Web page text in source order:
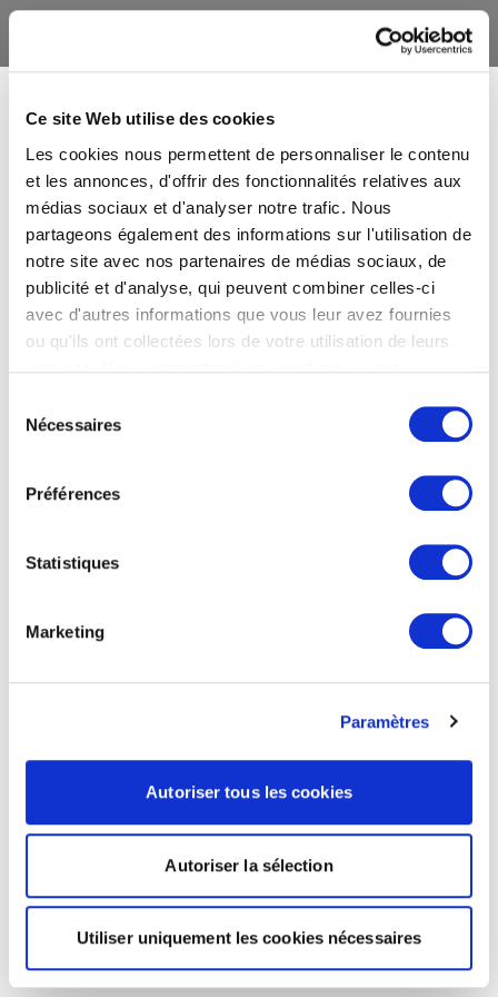
Ce site Web utilise des cookies
Les cookies nous permettent de personnaliser le contenu
et les annonces, d'offrir des fonctionnalités relatives aux
médias sociaux et d'analyser notre trafic. Nous
partageons également des informations sur l'utilisation de
notre site avec nos partenaires de médias sociaux, de
publicité et d'analyse, qui peuvent combiner celles-ci
avec d'autres informations que vous leur avez fournies
ou qu'ils ont collectées lors de votre utilisation de leurs
Nécessaires
Préférences
Statistiques
Marketing
Paramètres
Autoriser tous les cookies
Autoriser la sélection
Utiliser uniquement les cookies nécessaires